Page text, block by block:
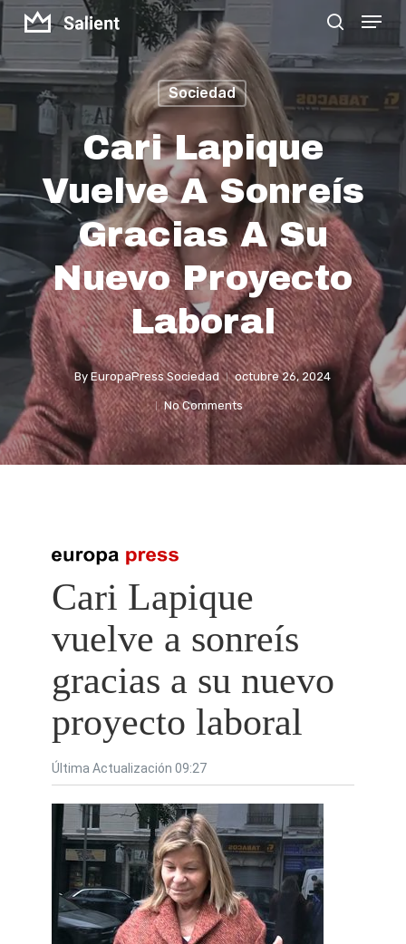
Skip
main
content
Menu
Sociedad
Cari Lapique
Vuelve A Sonreís
Gracias A Su
Nuevo Proyecto
Laboral
By EuropaPress Sociedad octubre 26, 2024
No Comments
Close